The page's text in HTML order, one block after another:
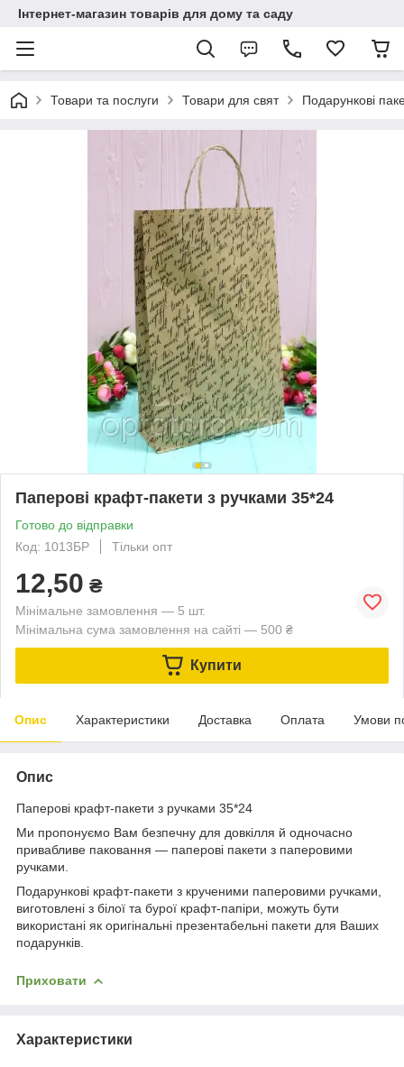
Інтернет-магазин товарів для дому та саду
Товари та послуги Товари для свят Подарункові
Паперові крафт-пакети з ручками 35*24
Готово до відправки
Код: 1013БР
Тільки опт
12,50 ₴
Мінімальне замовлення — 5 шт.
Мінімальна сума замовлення на сайті — 500 ₴
Купити
Опис Характеристики Доставка Оплата Умови
Опис
Паперові крафт-пакети з ручками 35*24
Ми пропонуємо Вам безпечну для довкілля й одночасно
привабливе паковання — паперові пакети з паперовими
ручками.
Подарункові крафт-пакети з крученими паперовими ручками,
виготовлені з білої та бурої крафт-папіри, можуть бути
використані як оригінальні презентабельні пакети для Ваших
подарунків.
Приховати
Характеристики